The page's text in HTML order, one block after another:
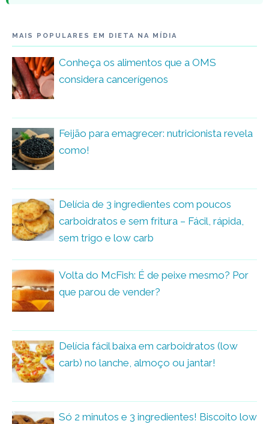
MAIS POPULARES EM DIETA NA MÍDIA
Conheça os alimentos que a OMS
considera cancerígenos
Feijão para emagrecer: nutricionista revela
como!
Delícia de 3 ingredientes com poucos
carboidratos e sem fritura – Fácil, rápida,
sem trigo e low carb
Volta do McFish: É de peixe mesmo? Por
que parou de vender?
Delícia fácil baixa em carboidratos (low
carb) no lanche, almoço ou jantar!
Só 2 minutos e 3 ingredientes! Biscoito low